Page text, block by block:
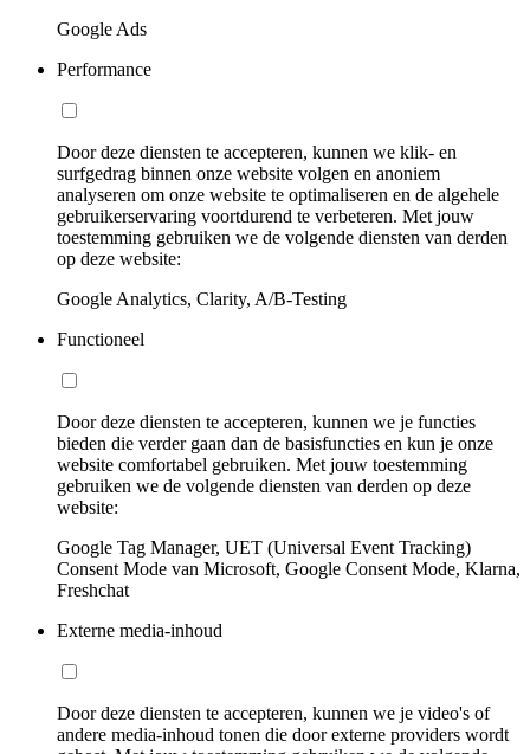
Google Ads
Performance
Door deze diensten te accepteren, kunnen we klik- en
surfgedrag binnen onze website volgen en anoniem
analyseren om onze website te optimaliseren en de algehele
gebruikerservaring voortdurend te verbeteren. Met jouw
toestemming gebruiken we de volgende diensten van derden
op deze website:
Google Analytics, Clarity, A/B-Testing
Functioneel
Door deze diensten te accepteren, kunnen we je functies
bieden die verder gaan dan de basisfuncties en kun je onze
website comfortabel gebruiken. Met jouw toestemming
gebruiken we de volgende diensten van derden op deze
website:
Google Tag Manager, UET (Universal Event Tracking)
Consent Mode van Microsoft, Google Consent Mode, Klarna,
Freshchat
Externe media-inhoud
Door deze diensten te accepteren, kunnen we je video's of
andere media-inhoud tonen die door externe providers wordt